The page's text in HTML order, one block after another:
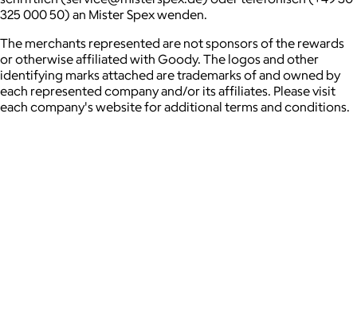
325 000 50) an Mister Spex wenden.
The merchants represented are not sponsors of the rewards
or otherwise affiliated with Goody. The logos and other
identifying marks attached are trademarks of and owned by
each represented company and/or its affiliates. Please visit
each company's website for additional terms and conditions.